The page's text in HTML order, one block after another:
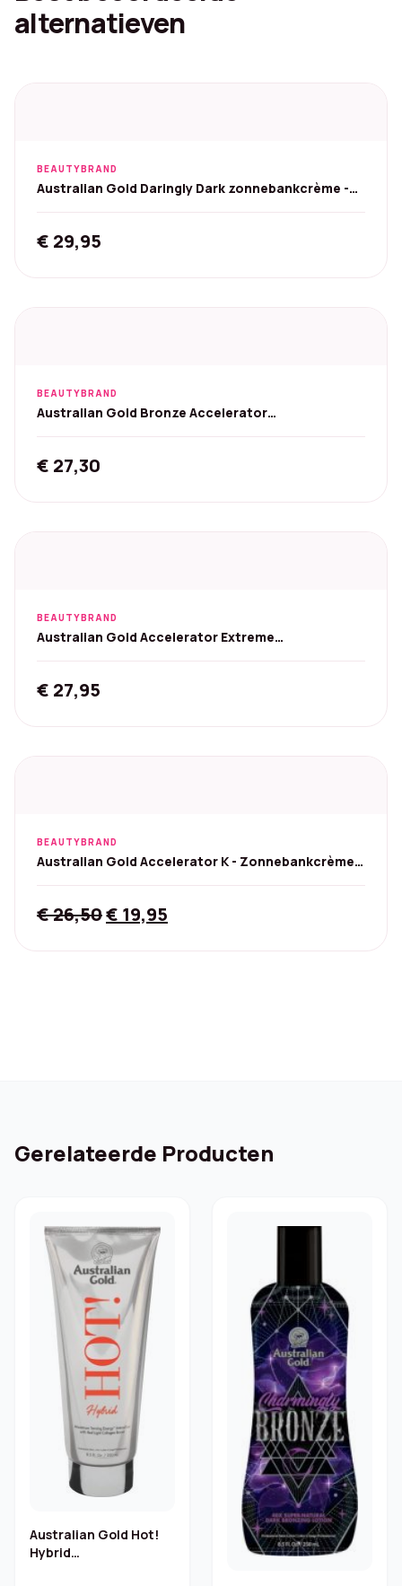
alternatieven
BEAUTYBRAND
Australian Gold Daringly Dark zonnebankcrème -
€ 29,95
BEAUTYBRAND
Australian Gold Bronze Accelerator
€ 27,30
BEAUTYBRAND
Australian Gold Accelerator Extreme
€ 27,95
BEAUTYBRAND
Australian Gold Accelerator K - Zonnebankcrème
€26,50Original
€ 19,95
Gerelateerde Producten
Australian Gold Hot!
Hybrid